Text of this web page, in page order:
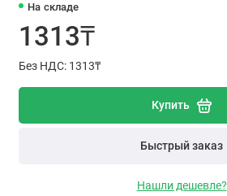
На складе
1313₸
Без НДС: 1313₸
Купить
Быстрый заказ
Нашли дешевле?